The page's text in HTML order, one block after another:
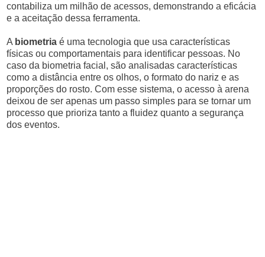
contabiliza um milhão de acessos, demonstrando a eficácia
e a aceitação dessa ferramenta.
A biometria é uma tecnologia que usa características
físicas ou comportamentais para identificar pessoas. No
caso da biometria facial, são analisadas características
como a distância entre os olhos, o formato do nariz e as
proporções do rosto. Com esse sistema, o acesso à arena
deixou de ser apenas um passo simples para se tornar um
processo que prioriza tanto a fluidez quanto a segurança
dos eventos.